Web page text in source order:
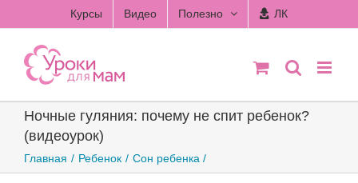
to
content
Курсы Видео Полезно ЛК
Ночные гуляния: почему не спит ребенок?
(видеоурок)
Главная Ребенок Сон ребенка